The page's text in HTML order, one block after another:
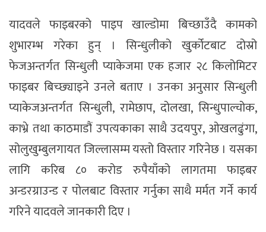
यादवले फाइबरको पाइप खाल्डोमा बिच्छाउँदै कामको
शुभारम्भ गरेका हुन् । सिन्धुलीको खुर्कोटबाट दोस्रो
फेजअन्तर्गत सिन्धुली प्याकेजमा एक हजार २८ किलोमिटर
फाइबर बिच्छ्याइने उनले बताए । उनका अनुसार सिन्धुली
प्याकेजअन्तर्गत सिन्धुली, रामेछाप, दोलखा, सिन्धुपाल्चोक,
काभ्रे तथा काठमाडौं उपत्यकाका साथै उदयपुर, ओखलढुंगा,
सोलुखुम्बुलगायत जिल्लासम्म यस्तो विस्तार गरिनेछ । यसका
लागि करिब ८० करोड रुपैयाँको लागतमा फाइबर
अन्डरग्राउन्ड र पोलबाट विस्तार गर्नुका साथै मर्मत गर्ने कार्य
गरिने यादवले जानकारी दिए ।